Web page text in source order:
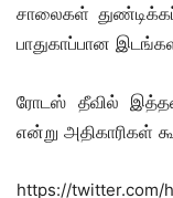
சாலைகள்
பாதுகாப்பான
ரோடஸ் தீவில்
என்று அதிகாரிகள்
https://twitter.com/